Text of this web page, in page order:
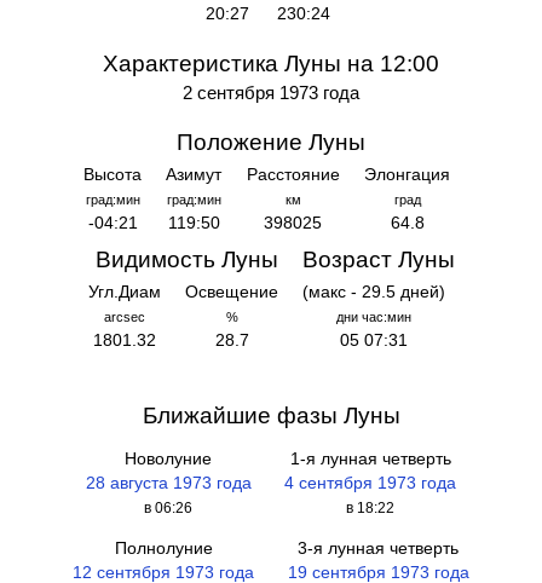
20:27 230:24
Характеристика Луны на 12:00
2 сентября 1973 года
Положение Луны
Высота
град:мин
-04:21
Азимут
град:мин
119:50
Расстояние
км
398025
Элонгация
град
64.8
Видимость Луны
Угл.Диам
arcsec
1801.32
Освещение
%
28.7
Возраст Луны
(макс - 29.5 дней)
дни час:мин
05 07:31
Ближайшие фазы Луны
Новолуние
28 августа 1973 года
в 06:26
1-я лунная четверть
4 сентября 1973 года
в 18:22
Полнолуние
12 сентября 1973 года
3-я лунная четверть
19 сентября 1973 года